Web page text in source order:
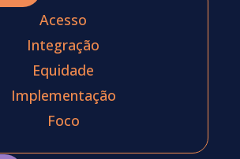
Acesso
Integração
Equidade
Implementação
Foco